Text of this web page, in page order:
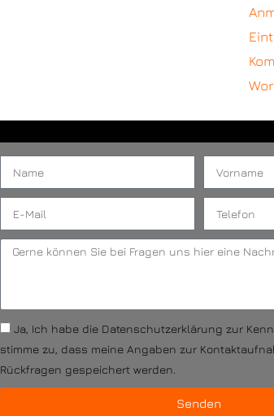
Ja, Ich habe die Datenschutzerklärung zur
stimme zu, dass meine Angaben zur
Rückfragen gespeichert werden.
Senden